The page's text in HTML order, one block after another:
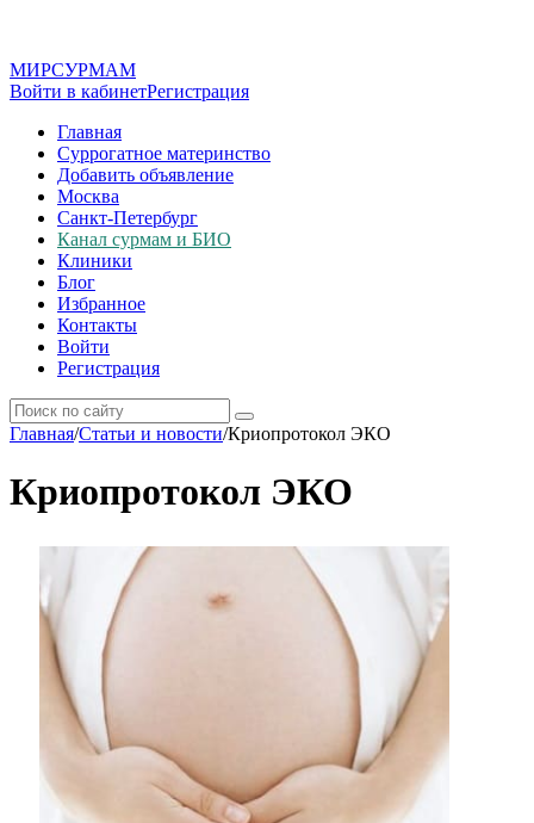
МИРСУРМАМ
Войти в кабинетРегистрация
Главная
Суррогатное материнство
Добавить объявление
Москва
Санкт-Петербург
Канал сурмам и БИО
Клиники
Блог
Избранное
Контакты
Войти
Регистрация
Главная/Статьи и новости/Криопротокол ЭКО
Криопротокол ЭКО